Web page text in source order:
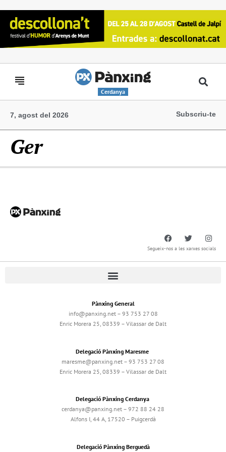
Cerdanya
7, agost del 2026 Subscriu-te
Ger
Segueix-nos a les xarxes socials
Pànxing General
info@panxing.net – 93 753 27 08
Enric Morera 25, 08339 – Vilassar de Dalt
Delegació Pànxing Maresme
maresme@panxing.net – 93 753 27 08
Enric Morera 25, 08339 – Vilassar de Dalt
Delegació Pànxing Cerdanya
cerdanya@panxing.net – 972 88 24 28
Alfons I, 44 A, 17520 – Puigcerdà
Delegació Pànxing Berguedà